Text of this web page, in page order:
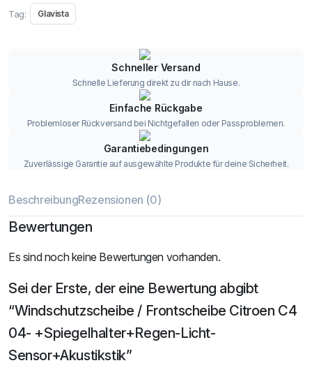
Tag: Glavista
Schneller Versand
Schnelle Lieferung direkt zu dir nach Hause.
Einfache Rückgabe
Problemloser Rückversand bei Nichtgefallen oder Passproblemen.
Garantiebedingungen
Zuverlässige Garantie auf ausgewählte Produkte für deine Sicherheit.
BeschreibungRezensionen (0)
Bewertungen
Es sind noch keine Bewertungen vorhanden.
Sei der Erste, der eine Bewertung abgibt
“Windschutzscheibe / Frontscheibe Citroen C4
04- +Spiegelhalter+Regen-Licht-
Sensor+Akustikstik”